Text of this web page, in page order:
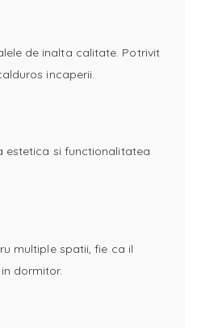
de inalta calitate. Potrivit
incaperii.
estetica si functionalitatea
multiple spatii, fie ca il
dormitor.